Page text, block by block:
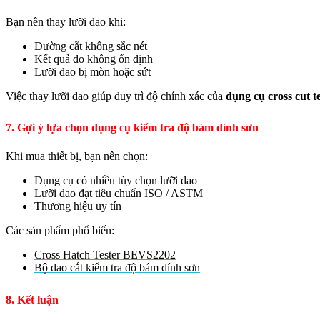
Bạn nên thay lưỡi dao khi:
Đường cắt không sắc nét
Kết quả đo không ổn định
Lưỡi dao bị mòn hoặc sứt
Việc thay lưỡi dao giúp duy trì độ chính xác của dụng cụ cross cut
7. Gợi ý lựa chọn dụng cụ kiểm tra độ bám dính sơn
Khi mua thiết bị, bạn nên chọn:
Dụng cụ có nhiều tùy chọn lưỡi dao
Lưỡi dao đạt tiêu chuẩn ISO / ASTM
Thương hiệu uy tín
Các sản phẩm phổ biến:
Cross Hatch Tester BEVS2202
Bộ dao cắt kiểm tra độ bám dính sơn
8. Kết luận